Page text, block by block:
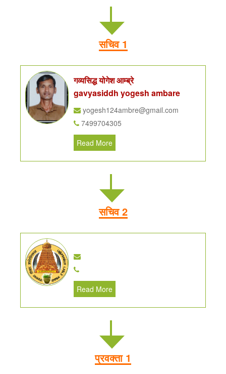
सचिव 1
गव्यसिद्ध योगेश आम्ब्रे
gavyasiddh yogesh ambare
yogesh124ambre@gmail.com
7499704305
Read More
सचिव 2
Read More
प्रवक्ता 1